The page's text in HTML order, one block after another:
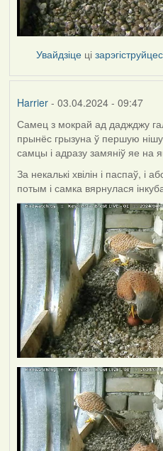
Увайдзіце ці
Harrier- 03.04.2024 - 09:47
Самец з мокрай ад даджджу
прынёс грызуна ў першую
самцы і адразу замяніў яе на
За некалькі хвілін і паспаў, і
потым і самка вярнулася